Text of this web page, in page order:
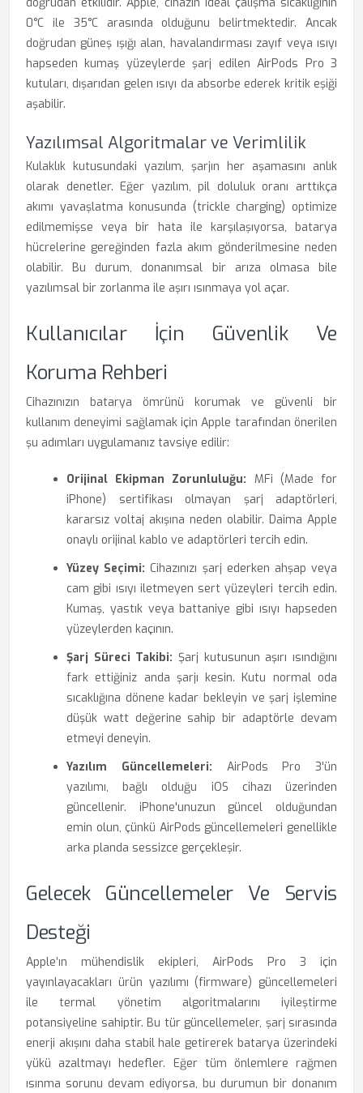
0°C ile 35°C arasında olduğunu belirtmektedir. Ancak
doğrudan güneş ışığı alan, havalandırması zayıf veya ısıyı
hapseden kumaş yüzeylerde şarj edilen AirPods Pro 3
kutuları, dışarıdan gelen ısıyı da absorbe ederek kritik eşiği
aşabilir.
Yazılımsal Algoritmalar ve Verimlilik
Kulaklık kutusundaki yazılım, şarjın her aşamasını anlık
olarak denetler. Eğer yazılım, pil doluluk oranı arttıkça
akımı yavaşlatma konusunda (trickle charging) optimize
edilmemişse veya bir hata ile karşılaşıyorsa, batarya
hücrelerine gereğinden fazla akım gönderilmesine neden
olabilir. Bu durum, donanımsal bir arıza olmasa bile
yazılımsal bir zorlanma ile aşırı ısınmaya yol açar.
Kullanıcılar İçin Güvenlik Ve
Koruma Rehberi
Cihazınızın batarya ömrünü korumak ve güvenli bir
kullanım deneyimi sağlamak için Apple tarafından önerilen
şu adımları uygulamanız tavsiye edilir:
Orijinal Ekipman Zorunluluğu: MFi (Made for
iPhone) sertifikası olmayan şarj adaptörleri,
kararsız voltaj akışına neden olabilir. Daima Apple
onaylı orijinal kablo ve adaptörleri tercih edin.
Yüzey Seçimi: Cihazınızı şarj ederken ahşap veya
cam gibi ısıyı iletmeyen sert yüzeyleri tercih edin.
Kumaş, yastık veya battaniye gibi ısıyı hapseden
yüzeylerden kaçının.
Şarj Süreci Takibi: Şarj kutusunun aşırı ısındığını
fark ettiğiniz anda şarjı kesin. Kutu normal oda
sıcaklığına dönene kadar bekleyin ve şarj işlemine
düşük watt değerine sahip bir adaptörle devam
etmeyi deneyin.
Yazılım Güncellemeleri: AirPods Pro 3'ün
yazılımı, bağlı olduğu iOS cihazı üzerinden
güncellenir. iPhone'unuzun güncel olduğundan
emin olun, çünkü AirPods güncellemeleri genellikle
arka planda sessizce gerçekleşir.
Gelecek Güncellemeler Ve Servis
Desteği
Apple’ın mühendislik ekipleri, AirPods Pro 3 için
yayınlayacakları ürün yazılımı (firmware) güncellemeleri
ile termal yönetim algoritmalarını iyileştirme
potansiyeline sahiptir. Bu tür güncellemeler, şarj sırasında
enerji akışını daha stabil hale getirerek batarya üzerindeki
yükü azaltmayı hedefler. Eğer tüm önlemlere rağmen
ısınma sorunu devam ediyorsa, bu durumun bir donanım